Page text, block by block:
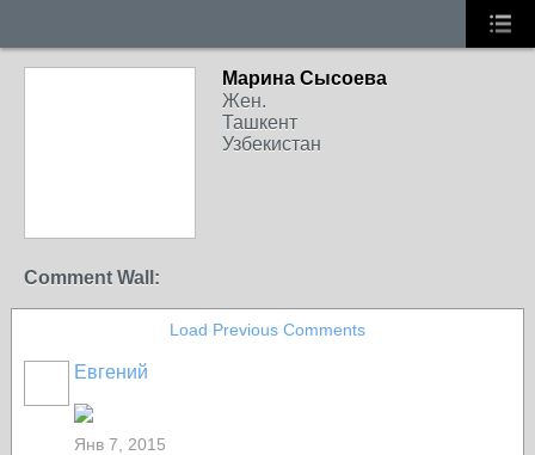
Марина Сысоева
Жен.
Ташкент
Узбекистан
Comment Wall:
Load Previous Comments
Евгений
Янв 7, 2015